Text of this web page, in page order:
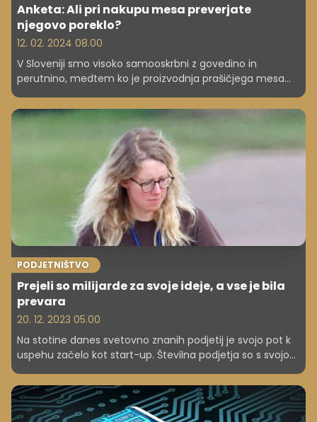
Anketa: Ali pri nakupu mesa preverjate
njegovo poreklo?
12. 02. 2024 08.00
V Sloveniji smo visoko samooskrbni z govedino in
perutnino, medtem ko je proizvodnja prašičjega mesa
vrst uvozimo, nekaj pa ga izvažamo. Kakšna pa bo
prihodnost slovenske mesne industrije in kdo bodo poleg
kupcev ključni deležniki?
PODJETNIŠTVO
Prejeli so milijarde za svoje ideje, a vse je bila
prevara
20. 12. 2023 05.00
Na stotine danes svetovno znanih podjetij je svojo pot k
uspehu začelo kot start-up. Številna podjetja so s svojo
idejo osvojila svet, investitorje in uporabnike. Prejeli so
občutne finančne vložke, nato pa ... Popolni kolaps,
stečaj, investitorji so ostali brez vsega, uporabniki tudi.
Poglejmo nekaj najbolj znanih primerov.